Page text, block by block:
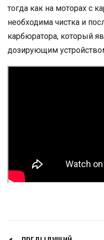
тогда как на моторах с
необходима чистка и
карбюратора, который
дозирующим